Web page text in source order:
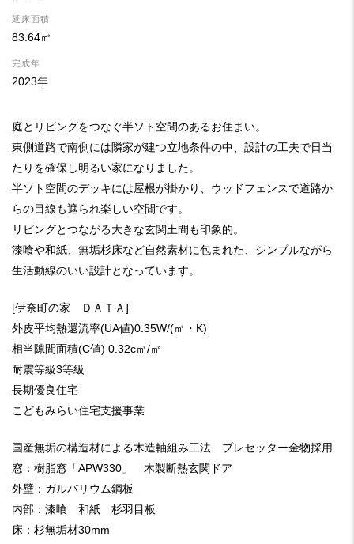
延床面積
83.64㎡
完成年
2023年
庭とリビングをつなぐ半ソト空間のあるお住まい。
東側道路で南側には隣家が建つ立地条件の中、設計の工夫で日当
たりを確保し明るい家になりました。
半ソト空間のデッキには屋根が掛かり、ウッドフェンスで道路か
らの目線も遮られ楽しい空間です。
リビングとつながる大きな玄関土間も印象的。
漆喰や和紙、無垢杉床など自然素材に包まれた、シンプルながら
生活動線のいい設計となっています。
[伊奈町の家 ＤＡＴＡ]
外皮平均熱還流率(UA値)0.35W/(㎡・K)
相当隙間面積(C値) 0.32c㎡/㎡
耐震等級3等級
長期優良住宅
こどもみらい住宅支援事業
国産無垢の構造材による木造軸組み工法 プレセッター金物採用
窓：樹脂窓「APW330」 木製断熱玄関ドア
外壁：ガルバリウム鋼板
内部：漆喰 和紙 杉羽目板
床：杉無垢材30mm